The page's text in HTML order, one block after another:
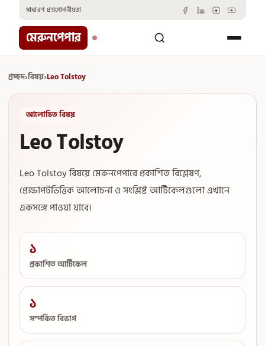
content
সাধারণ প্রশ্নগোপনীয়তা
মেরুনপেপার
প্রচ্ছদ›বিষয়›Leo Tolstoy
আলোচিত বিষয়
Leo Tolstoy
Leo Tolstoy বিষয়ে মেরুনপেপারে প্রকাশিত বিশ্লেষণ,
প্রেক্ষাপটভিত্তিক আলোচনা ও সংশ্লিষ্ট আর্টিকেলগুলো এখানে
একসঙ্গে পাওয়া যাবে।
১
প্রকাশিত আর্টিকেল
১
সম্পর্কিত বিভাগ